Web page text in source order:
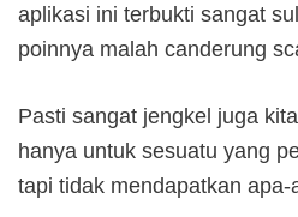
aplikasi ini terbukti sangat
poinnya malah canderung
Pasti sangat jengkel juga
hanya untuk sesuatu yang
tapi tidak mendapatkan apa-